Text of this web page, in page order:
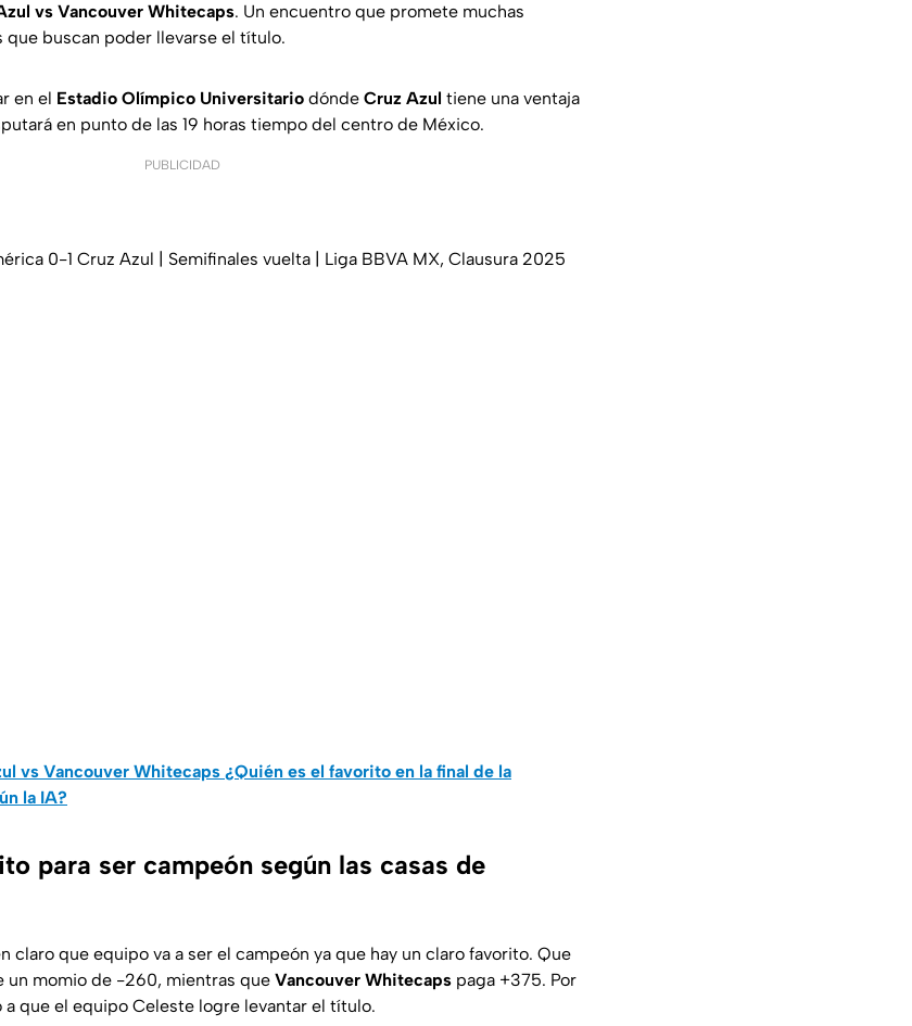
vs Vancouver Whitecaps. Un encuentro que promete muchas
buscan poder llevarse el título.
en el Estadio Olímpico Universitario dónde Cruz Azul tiene una ventaja
en punto de las 19 horas tiempo del centro de México.
PUBLICIDAD
0-1 Cruz Azul | Semifinales vuelta | Liga BBVA MX, Clausura 2025
vs Vancouver Whitecaps ¿Quién es el favorito en la final de la
la IA?
para ser campeón según las casas de
claro que equipo va a ser el campeón ya que hay un claro favorito. Que
un momio de -260, mientras que Vancouver Whitecaps paga +375. Por
que el equipo Celeste logre levantar el título.